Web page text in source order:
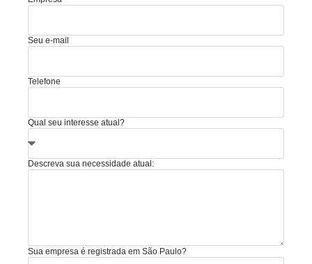
Seu e-mail
Telefone
Qual seu interesse atual?
Descreva sua necessidade atual:
Sua empresa é registrada em São Paulo?